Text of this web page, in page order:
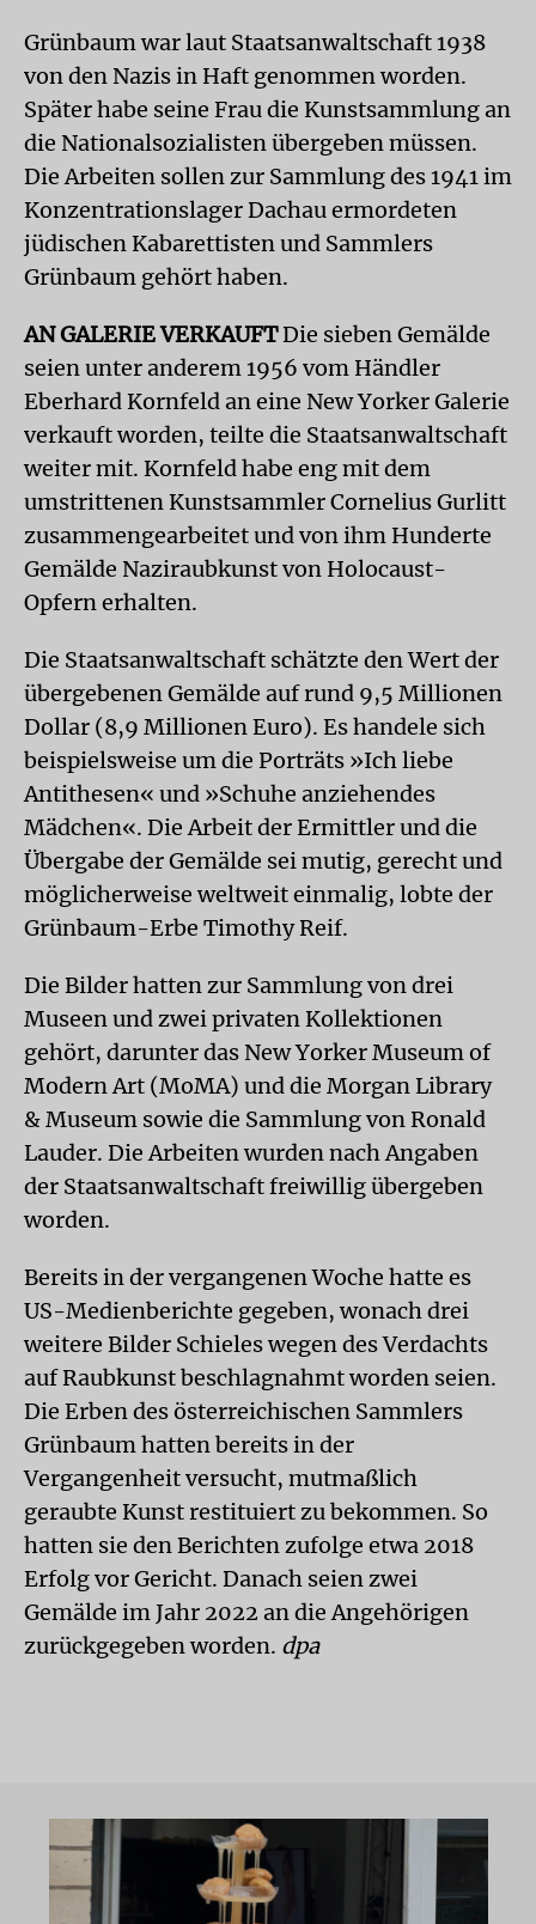
Grünbaum war laut Staatsanwaltschaft 1938
von den Nazis in Haft genommen worden.
Später habe seine Frau die Kunstsammlung an
die Nationalsozialisten übergeben müssen.
Die Arbeiten sollen zur Sammlung des 1941 im
Konzentrationslager Dachau ermordeten
jüdischen Kabarettisten und Sammlers
Grünbaum gehört haben.
AN GALERIE VERKAUFTDie sieben Gemälde
seien unter anderem 1956 vom Händler
Eberhard Kornfeld an eine New Yorker Galerie
verkauft worden, teilte die Staatsanwaltschaft
weiter mit. Kornfeld habe eng mit dem
umstrittenen Kunstsammler Cornelius Gurlitt
zusammengearbeitet und von ihm Hunderte
Gemälde Naziraubkunst von Holocaust-
Opfern erhalten.
Die Staatsanwaltschaft schätzte den Wert der
übergebenen Gemälde auf rund 9,5 Millionen
Dollar (8,9 Millionen Euro). Es handele sich
beispielsweise um die Porträts »Ich liebe
Antithesen« und »Schuhe anziehendes
Mädchen«. Die Arbeit der Ermittler und die
Übergabe der Gemälde sei mutig, gerecht und
möglicherweise weltweit einmalig, lobte der
Grünbaum-Erbe Timothy Reif.
Die Bilder hatten zur Sammlung von drei
Museen und zwei privaten Kollektionen
gehört, darunter das New Yorker Museum of
Modern Art (MoMA) und die Morgan Library
& Museum sowie die Sammlung von Ronald
Lauder. Die Arbeiten wurden nach Angaben
der Staatsanwaltschaft freiwillig übergeben
worden.
Bereits in der vergangenen Woche hatte es
US-Medienberichte gegeben, wonach drei
weitere Bilder Schieles wegen des Verdachts
auf Raubkunst beschlagnahmt worden seien.
Die Erben des österreichischen Sammlers
Grünbaum hatten bereits in der
Vergangenheit versucht, mutmaßlich
geraubte Kunst restituiert zu bekommen. So
hatten sie den Berichten zufolge etwa 2018
Erfolg vor Gericht. Danach seien zwei
Gemälde im Jahr 2022 an die Angehörigen
zurückgegeben worden. dpa